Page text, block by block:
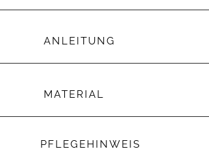
ANLEITUNG
MATERIAL
PFLEGEHINWEIS